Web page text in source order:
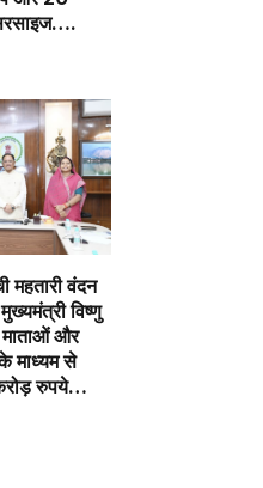
महतारी वंदन
विष्णु
और
माध्यम से
रुपये…